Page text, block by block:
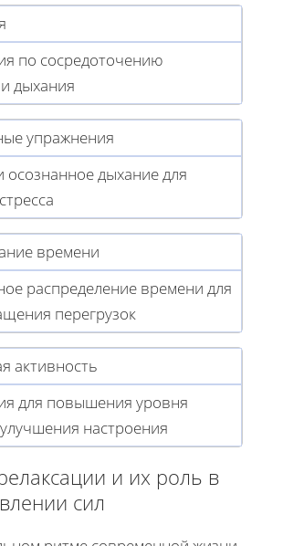
по сосредоточению
дыхания
упражнения
осознанное дыхание для
времени
распределение времени для
перегрузок
активность
для повышения уровня
настроения
и их роль в
сил